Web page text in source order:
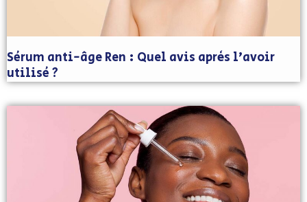
Sérum anti-âge Ren : Quel avis après l’avoir
utilisé ?